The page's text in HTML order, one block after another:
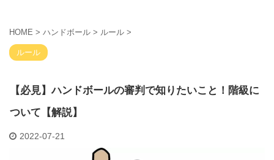
HOME > ハンドボール > ルール >
ルール
【必見】ハンドボールの審判で知りたいこと！階級に
ついて【解説】
2022-07-21